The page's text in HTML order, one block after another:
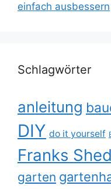
einfach ausbessern
Schlagwörter
anleitung
DIY do it yourself
Franks Shed
garten